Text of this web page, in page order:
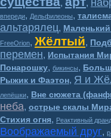
, ,
впереди, Дельфилеоны,
альтарялец,
FreeOrion, Жёлтый,
перемен, Испытания
Понарошку, бикинсы,
Рыжик и Фаэтон, Я и
лепёшки, Вне сюжета
неба, острые скалы
Стихия огня, Реактивный
Воображаемый друг,